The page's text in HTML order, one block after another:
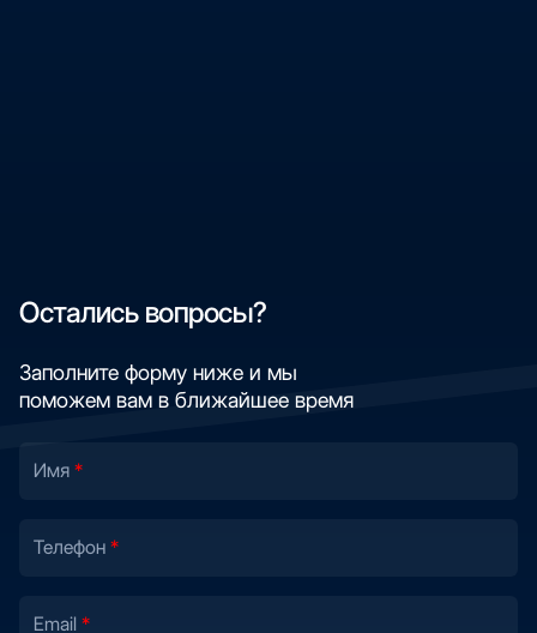
Остались вопросы?
Заполните форму ниже и мы
поможем вам в ближайшее время
Имя
Телефон
Email